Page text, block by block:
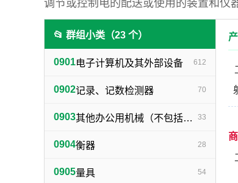
调节或控制电的配送或使用的装置和仪
📂 群组小类（23 个）
0901电子计算机及其外部设备 612
0902记录、记数检测器 70
0903 其他办公用机械（不包括打字机、誉写机、油印机） 33
0904衡器 28
0905量具 54